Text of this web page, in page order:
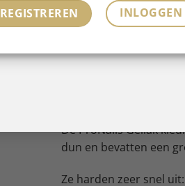
REGISTREREN INLOGGEN
De ProNails Gellak
dun en bevatten een
Ze harden zeer snel